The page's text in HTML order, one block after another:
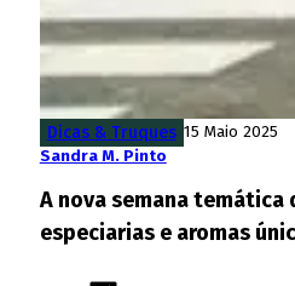
Dicas & Truques 15 Maio 2025
Sandra M. Pinto
A nova semana temática
especiarias e aromas